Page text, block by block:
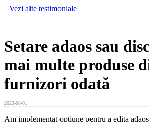
Vezi alte testimoniale
Setare adaos sau
mai multe produse
furnizori odată
2023-08-01
Am implementat opțiune pentru a edita